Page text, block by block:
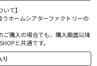
て】
ホームシアターファクトリーの
ご購入の場合でも、購入画面以降
と共通です。
り